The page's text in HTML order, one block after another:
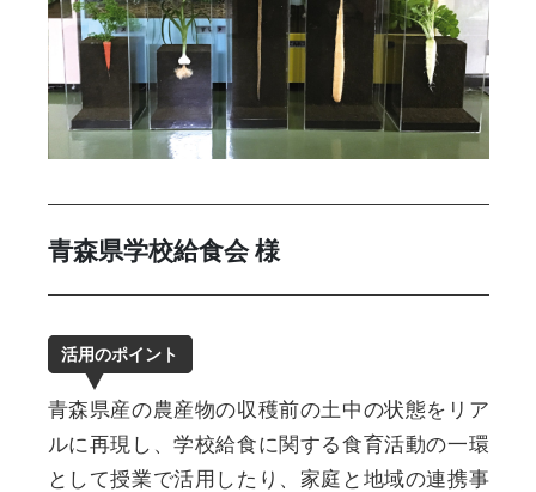
青森県学校給食会 様
活用のポイント
青森県産の農産物の収穫前の土中の状態をリア
ルに再現し、学校給食に関する食育活動の一環
として授業で活用したり、家庭と地域の連携事